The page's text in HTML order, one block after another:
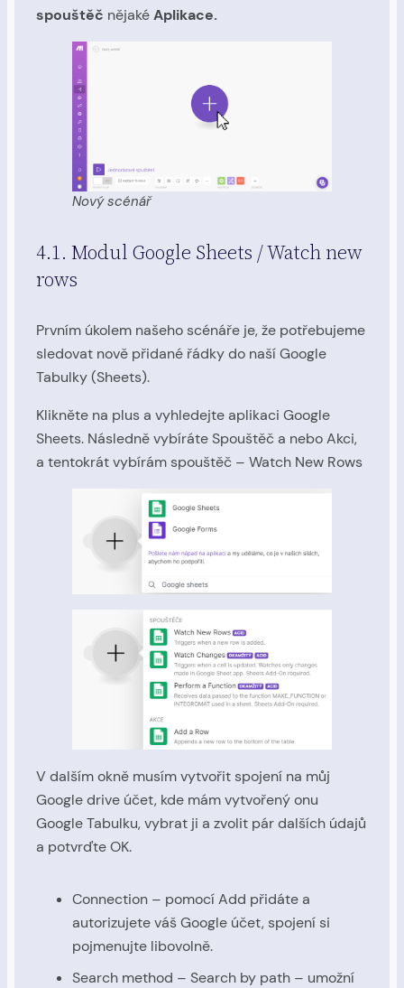
spouštěč nějakéAplikace.
Nový scénář
4.1. Modul Google Sheets / Watch new
rows
Prvním úkolem našeho scénáře je, že potřebujeme
sledovat nově přidané řádky do naší Google
Tabulky (Sheets).
Klikněte na plus a vyhledejte aplikaci Google
Sheets. Následně vybíráte Spouštěč a nebo Akci,
a tentokrát vybírám spouštěč – Watch New Rows
V dalším okně musím vytvořit spojení na můj
Google drive účet, kde mám vytvořený onu
Google Tabulku, vybrat ji a zvolit pár dalších údajů
a potvrďte OK.
Connection – pomocí Add přidáte a
autorizujete váš Google účet, spojení si
pojmenujte libovolně.
Search method – Search by path – umožní